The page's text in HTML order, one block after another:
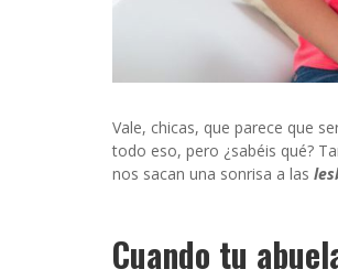
Vale, chicas, que parece que
todo eso, pero ¿sabéis qué?
nos sacan una sonrisa a las
Cuando tu